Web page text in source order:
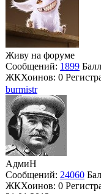
Живу на форуме
Сообщений: 1899
ЖКХоинов: 0
burmistr
АдмиН
Сообщений: 24060
ЖКХоинов: 0